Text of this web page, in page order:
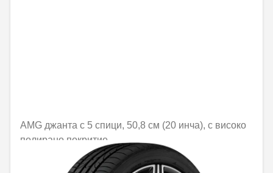
AMG джанта с 5 спици, 50,8 см (20 инча), с високо
полирано покритие
Не е налично онлайн